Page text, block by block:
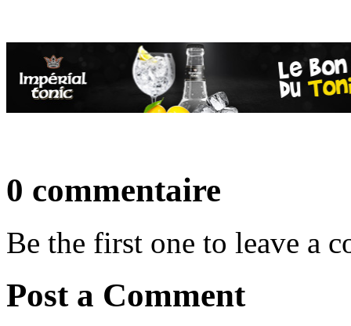
0 commentaire
Be the first one to leave a
Post a Comment